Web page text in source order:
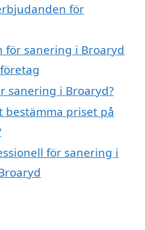
för
för sanering i Broaryd
sanering i Broaryd?
priset på
för sanering i